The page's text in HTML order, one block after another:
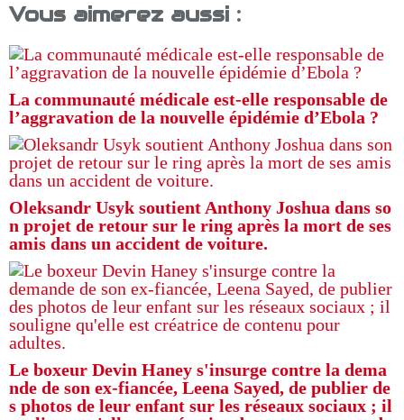
Vous aimerez aussi :
La communauté médicale est-elle responsable de
l’aggravation de la nouvelle épidémie d’Ebola ?
Oleksandr Usyk soutient Anthony Joshua dans so
n projet de retour sur le ring après la mort de ses
amis dans un accident de voiture.
Le boxeur Devin Haney s'insurge contre la dema
nde de son ex-fiancée, Leena Sayed, de publier de
s photos de leur enfant sur les réseaux sociaux ; il